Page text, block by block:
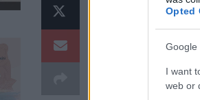
Opted
Google
I want
web or
του